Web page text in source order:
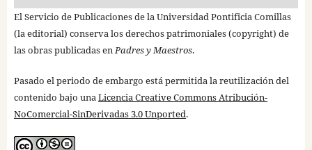
El Servicio de Publicaciones de la Universidad Pontificia Comillas
(la editorial) conserva los derechos patrimoniales (copyright) de
las obras publicadas enPadres y Maestros.
Pasado el periodo de embargo está permitida la reutilización del
contenido bajo unaLicencia Creative Commons Atribución-
NoComercial-SinDerivadas 3.0 Unported.